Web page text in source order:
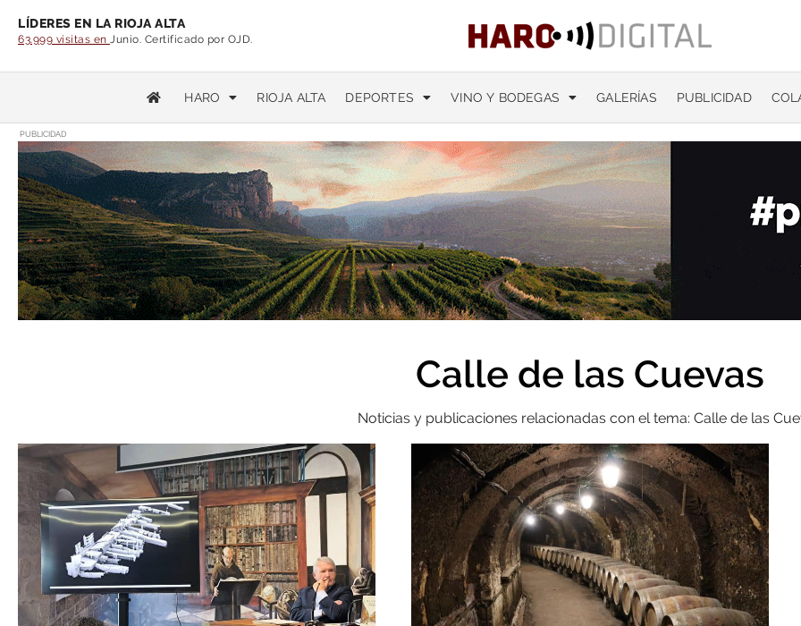
LÍDERES EN LA RIOJA ALTA
63.999 visitas en Junio. Certificado por OJD.
HARO RIOJA ALTA DEPORTES VINO Y BODEGAS GALERÍAS PUBLICIDAD
PUBLICIDAD
Calle de las Cuevas
Noticias y publicaciones relacionadas con el tema: Calle de las